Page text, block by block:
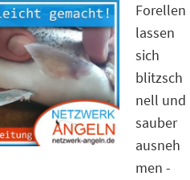
Forellen
lassen
sich
blitzsch
nell und
sauber
ausneh
men -